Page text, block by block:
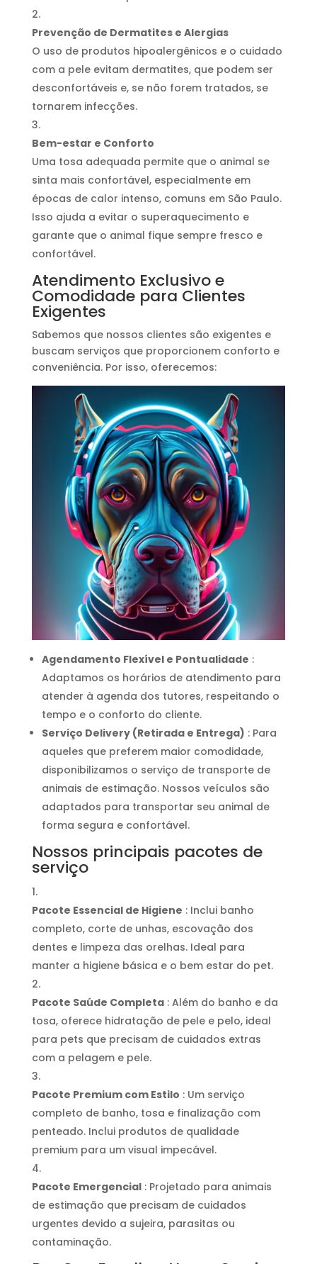
Prevenção de Dermatites e Alergias
O uso de produtos hipoalergênicos e o cuidado
com a pele evitam dermatites, que podem ser
desconfortáveis ​​e, se não forem tratados, se
tornarem infecções.
Bem-estar e Conforto
Uma tosa adequada permite que o animal se
sinta mais confortável, especialmente em
épocas de calor intenso, comuns em São Paulo.
Isso ajuda a evitar o superaquecimento e
garante que o animal fique sempre fresco e
confortável.
Atendimento Exclusivo e
Comodidade para Clientes
Exigentes
Sabemos que nossos clientes são exigentes e
buscam serviços que proporcionem conforto e
conveniência. Por isso, oferecemos:
Agendamento Flexível e Pontualidade :
Adaptamos os horários de atendimento para
atender à agenda dos tutores, respeitando o
tempo e o conforto do cliente.
Serviço Delivery (Retirada e Entrega) : Para
aqueles que preferem maior comodidade,
disponibilizamos o serviço de transporte de
animais de estimação. Nossos veículos são
adaptados para transportar seu animal de
forma segura e confortável.
Nossos principais pacotes de
serviço
Pacote Essencial de Higiene : Inclui banho
completo, corte de unhas, escovação dos
dentes e limpeza das orelhas. Ideal para
manter a higiene básica e o bem estar do pet.
Pacote Saúde Completa: Além do banho e da
tosa, oferece hidratação de pele e pelo, ideal
para pets que precisam de cuidados extras
com a pelagem e pele.
Pacote Premium com Estilo : Um serviço
completo de banho, tosa e finalização com
penteado. Inclui produtos de qualidade
premium para um visual impecável.
Pacote Emergencial: Projetado para animais
de estimação que precisam de cuidados
urgentes devido a sujeira, parasitas ou
contaminação.